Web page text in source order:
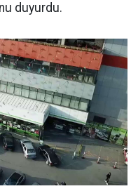
duyurdu.